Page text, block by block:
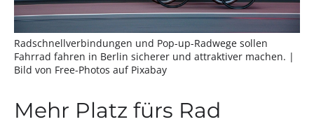
Radschnellverbindungen und Pop-up-Radwege sollen
Fahrrad fahren in Berlin sicherer und attraktiver machen. |
Bild von Free-Photos auf Pixabay
Mehr Platz fürs Rad